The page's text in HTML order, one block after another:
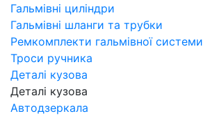
Гальмівні циліндри
Гальмівні шланги та трубки
Ремкомплекти гальмівної системи
Троси ручника
Деталі кузова
Деталі кузова
Автодзеркала